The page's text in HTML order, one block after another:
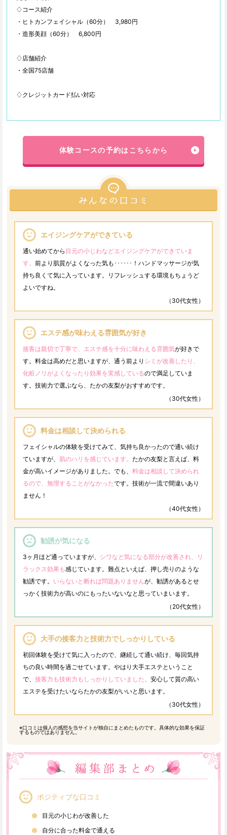
♢コース紹介
・ヒトカンフェイシャル（60分） 3,980円
・造形美顔（60分） 6,800円
♢店舗紹介
・全国75店舗
♢クレジットカード払い対応
体験コースの予約はこちらから
エイジングケアができている
通い始めてから 目元の小じわなどエイジングケアができていま
す。 前より肌質がよくなった気も･･････！ハンドマッサージが気
持ち良くて気に入っています。リフレッシュする環境もちょうど
よいですね。
（30代女性）
エステ感が味わえる雰囲気が好き
接客は親切で丁寧で、エステ感を十分に味わえる雰囲気が好きで
す。料金は高めだと思いますが、通う前より シミが改善したり、
化粧ノリがよくなったり効果を実感しているので満足していま
す。技術力で選ぶなら、たかの友梨がおすすめです。
（30代女性）
料金は相談して決められる
フェイシャルの体験を受けてみて、気持ち良かったので通い続け
ていますが、 肌のハリを感じています。 たかの友梨と言えば、料
金が高いイメージがありました。でも、 料金は相談して決められ
るので、無理することがなかったです。技術が一流で間違いあり
ません！
（40代女性）
勧誘が気になる
3ヶ月ほど通っていますが、 シワなど気になる部分が改善され、リ
ラックス効果も感じています。難点といえば、押し売りのような
勧誘です。 いらないと断れば問題ありませんが、勧誘があるとせ
っかく技術力が高いのにもったいないなと思っていまいます。
（20代女性）
大手の接客力と技術力でしっかりしている
初回体験を受けて気に入ったので、継続して通い続け、毎回気持
ちの良い時間を過ごせています。やはり大手エステということ
で、 接客力も技術力もしっかりしていました。 安心して質の高い
エステを受けたいならたかの友梨がいいと思います。
（30代女性）
※口コミは個人の感想を当サイトが独自にまとめたものです。具体的な効果を保証
するものではありません。
ポジティブな口コミ
目元の小じわが改善した
自分に合った料金で通える